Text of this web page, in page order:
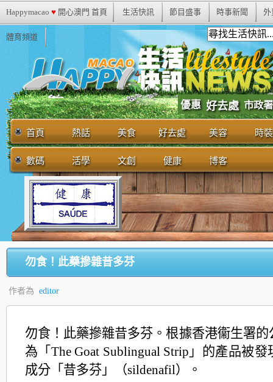
Happymacao ♥ 開心澳門 首頁 生活快訊 節目盛事 時事新聞 外
體育頻道
優惠 好去處 市政署
首頁 熱話 美食 好去處 美容 時裝
數碼 活學 文創 健康 博客
勿食！此藥摻雜昔多芬
作者為 editor
勿食！此藥摻雜昔多芬。根據香港衞生署的
為「The Goat Sublingual Strip」的產品被
成分「昔多芬」（sildenafil）。